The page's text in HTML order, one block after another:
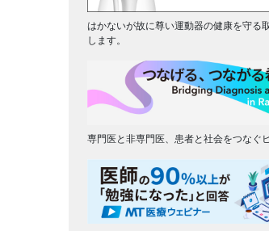
はかないが故に尊い運動器の健康を守る
します。
専門医と非専門医、患者と社会をつなぐ